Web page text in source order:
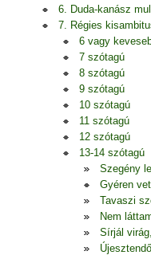
6. Duda-kanász
7. Régies
6 vagy
7 szótagú
8 szótagú
9 szótagú
10 szótagú
11 szótagú
12 szótagú
13-14 szótagú
Szegény
Gyéren
Tavaszi
Nem
Sírjál